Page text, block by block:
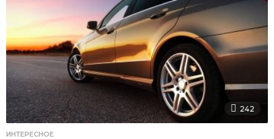
242
ИНТЕРЕСНОЕ